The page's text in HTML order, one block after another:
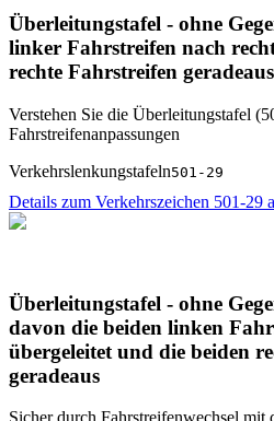
Überleitungstafel - ohne
linker Fahrstreifen nach
rechte Fahrstreifen geradeaus
Verstehen Sie die Überleitungstafel
Fahrstreifenanpassungen
Verkehrslenkungstafeln501-29
Details zum Verkehrszeichen 501-29
Überleitungstafel - ohne
davon die beiden linken
übergeleitet und die beiden
geradeaus